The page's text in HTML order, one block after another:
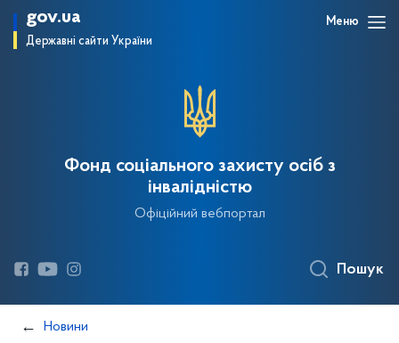
gov.ua
Державні сайти України
Меню
Фонд соціального захисту осіб з
інвалідністю
Офіційний вебпортал
Пошук
Новини